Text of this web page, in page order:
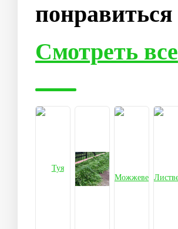
понравиться
Смотреть все